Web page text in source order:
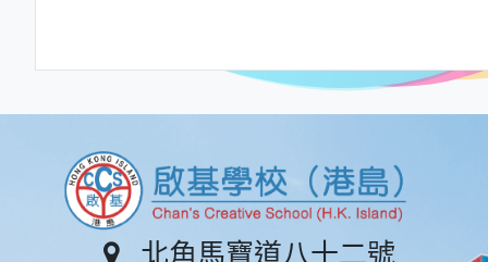
北角馬寶道八十二號